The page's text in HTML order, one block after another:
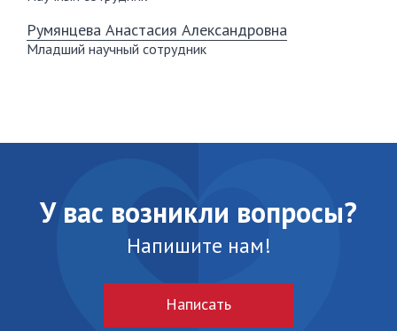
Румянцева Анастасия Александровна
Младший научный сотрудник
У вас возникли вопросы?
Напишите нам!
Написать